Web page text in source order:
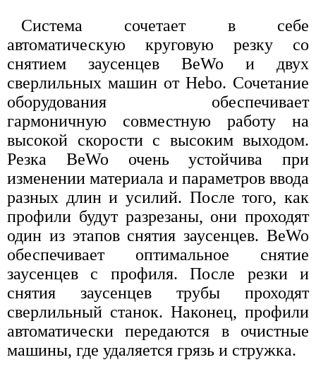
Система сочетает в себе
автоматическую круговую резку со
снятием заусенцев BeWo и двух
сверлильных машин от Hebo. Сочетание
оборудования обеспечивает
гармоничную совместную работу на
высокой скорости с высоким выходом.
Резка BeWo очень устойчива при
изменении материала и параметров ввода
разных длин и усилий. После того, как
профили будут разрезаны, они проходят
один из этапов снятия заусенцев. BeWo
обеспечивает оптимальное снятие
заусенцев с профиля. После резки и
снятия заусенцев трубы проходят
сверлильный станок. Наконец, профили
автоматически передаются в очистные
машины, где удаляется грязь и стружка.